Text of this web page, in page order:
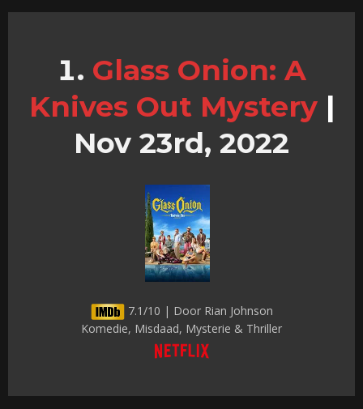
Glass Onion: A
Knives Out Mystery |
Nov 23rd, 2022
7.1/10 | Door Rian Johnson
Komedie, Misdaad, Mysterie & Thriller